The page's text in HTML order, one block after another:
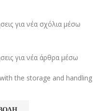
για νέα σχόλια μέσω
για νέα άρθρα μέσω
the storage and handling